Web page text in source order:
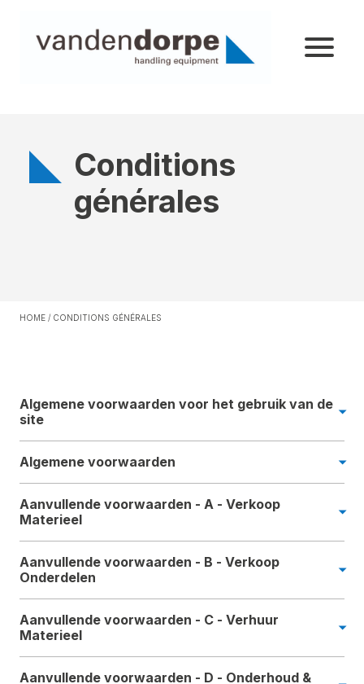
Conditions
générales
HOME / CONDITIONS GÉNÉRALES
Algemene voorwaarden voor het gebruik van de
site
Algemene voorwaarden
Aanvullende voorwaarden - A - Verkoop
Materieel
Aanvullende voorwaarden - B - Verkoop
Onderdelen
Aanvullende voorwaarden - C - Verhuur
Materieel
Aanvullende voorwaarden - D - Onderhoud &